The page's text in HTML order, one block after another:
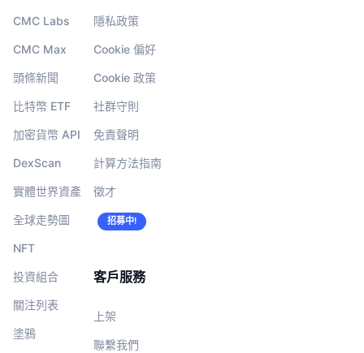
CMC Labs
CMC Max
頭條新聞
比特幣 ETF
加密貨幣 API
DexScan
實體世界資產
全球走勢圖
NFT
投資組合
關注列表
塗鴉
隱私政策
Cookie 偏好
Cookie 政策
社群守則
免責聲明
計算方法指南
徵才
招募中!
客戶服務
上架
聯繫我們